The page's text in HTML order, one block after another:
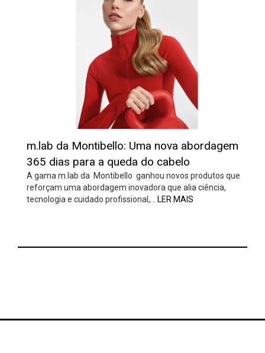
m.lab da Montibello: Uma nova abordagem
365 dias para a queda do cabelo
A gama m.lab da Montibello ganhou novos produtos que
reforçam uma abordagem inovadora que alia ciência,
tecnologia e cuidado profissional,… LER MAIS